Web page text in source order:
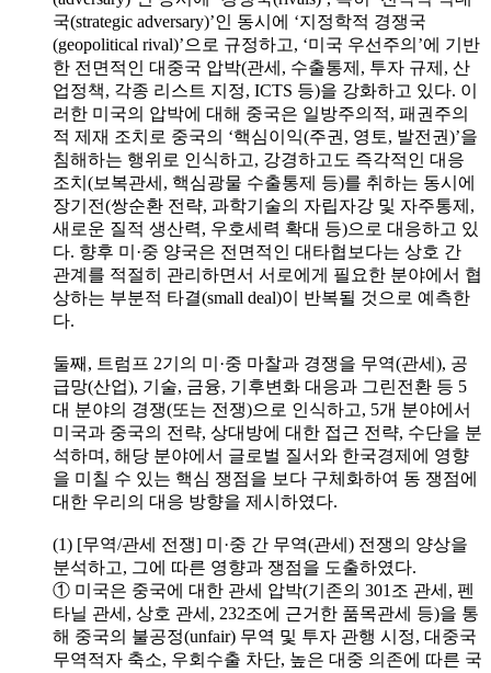
국(strategic adversary)’인 동시에 ‘지정학적 경쟁국
(geopolitical rival)’으로 규정하고, ‘미국 우선주의’에 기반
한 전면적인 대중국 압박(관세, 수출통제, 투자 규제, 산
업정책, 각종 리스트 지정, ICTS 등)을 강화하고 있다. 이
러한 미국의 압박에 대해 중국은 일방주의적, 패권주의
적 제재 조치로 중국의 ‘핵심이익(주권, 영토, 발전권)’을
침해하는 행위로 인식하고, 강경하고도 즉각적인 대응
조치(보복관세, 핵심광물 수출통제 등)를 취하는 동시에
장기전(쌍순환 전략, 과학기술의 자립자강 및 자주통제,
새로운 질적 생산력, 우호세력 확대 등)으로 대응하고 있
다. 향후 미·중 양국은 전면적인 대타협보다는 상호 간
관계를 적절히 관리하면서 서로에게 필요한 분야에서 협
상하는 부분적 타결(small deal)이 반복될 것으로 예측한
다.
둘째, 트럼프 2기의 미·중 마찰과 경쟁을 무역(관세), 공
급망(산업), 기술, 금융, 기후변화 대응과 그린전환 등 5
대 분야의 경쟁(또는 전쟁)으로 인식하고, 5개 분야에서
미국과 중국의 전략, 상대방에 대한 접근 전략, 수단을 분
석하며, 해당 분야에서 글로벌 질서와 한국경제에 영향
을 미칠 수 있는 핵심 쟁점을 보다 구체화하여 동 쟁점에
대한 우리의 대응 방향을 제시하였다.
(1) [무역/관세 전쟁] 미·중 간 무역(관세) 전쟁의 양상을
분석하고, 그에 따른 영향과 쟁점을 도출하였다.
① 미국은 중국에 대한 관세 압박(기존의 301조 관세, 펜
타닐 관세, 상호 관세, 232조에 근거한 품목관세 등)을 통
해 중국의 불공정(unfair) 무역 및 투자 관행 시정, 대중국
무역적자 축소, 우회수출 차단, 높은 대중 의존에 따른 국